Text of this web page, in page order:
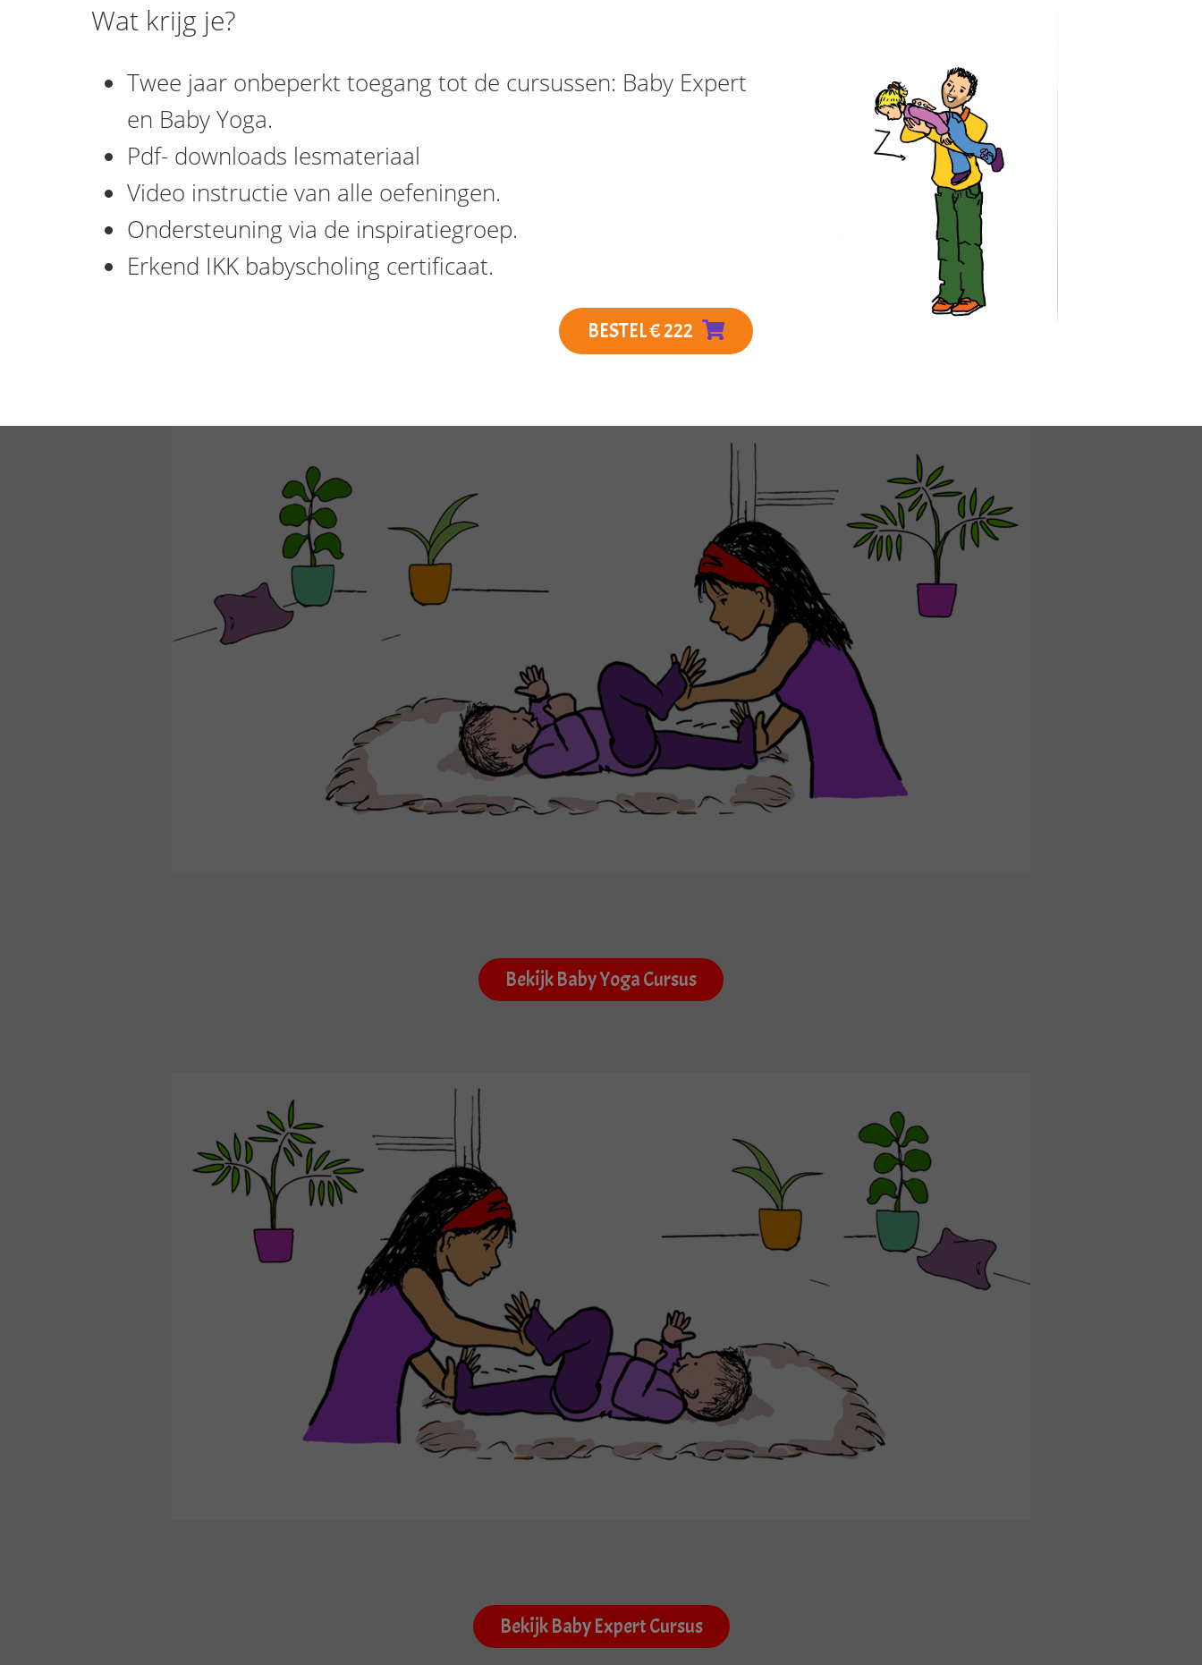
Wat krijg je?
Twee jaar onbeperkt toegang tot de cursussen: Baby Expert
en Baby Yoga.
Pdf- downloads lesmateriaal
Video instructie van alle oefeningen.
Ondersteuning via de inspiratiegroep.
Erkend IKK babyscholing certificaat.
BESTEL € 222
Bekijk Baby Yoga Cursus
Bekijk Baby Expert Cursus